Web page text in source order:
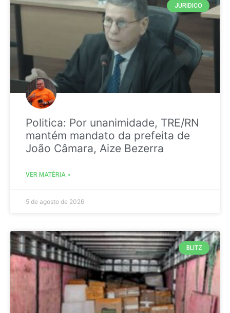
JURIDICO
Politica: Por unanimidade, TRE/RN
mantém mandato da prefeita de
João Câmara, Aize Bezerra
VER MATÉRIA »
5 de agosto de 2026
BLITZ